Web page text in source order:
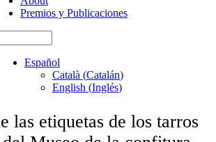
Premios y Publicaciones
Español
Català (Catalán)
English (Inglés)
las etiquetas de los tarros